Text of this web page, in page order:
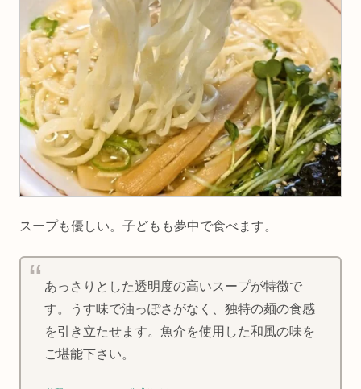
スープも優しい。子どもも夢中で食べます。
あっさりとした透明度の高いスープが特徴で
す。うす味で油っぽさがなく、独特の麺の食感
を引き立たせます。魚介を使用した和風の味を
ご堪能下さい。